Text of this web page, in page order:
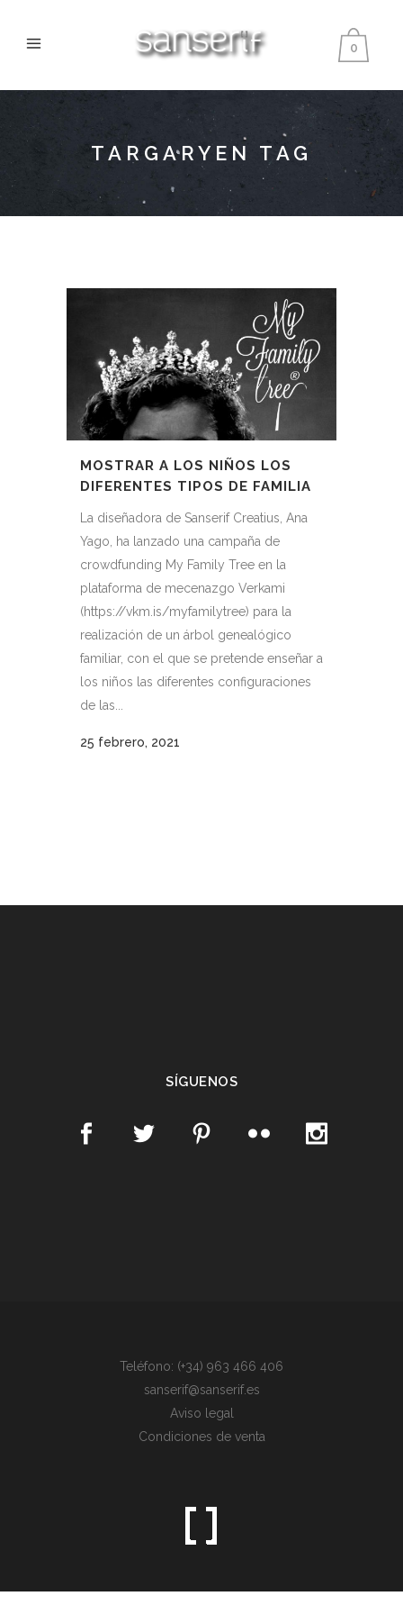
0
TARGARYEN TAG
MOSTRAR A LOS NIÑOS LOS
DIFERENTES TIPOS DE FAMILIA
La diseñadora de Sanserif Creatius, Ana
Yago, ha lanzado una campaña de
crowdfunding My Family Tree en la
plataforma de mecenazgo Verkami
(https://vkm.is/myfamilytree) para la
realización de un árbol genealógico
familiar, con el que se pretende enseñar a
los niños las diferentes configuraciones
de las...
25 febrero, 2021
SÍGUENOS
Teléfono: (+34) 963 466 406
sanserif@sanserif.es
Aviso legal
Condiciones de venta